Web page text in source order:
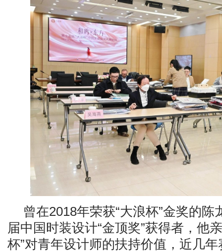
曾在2018年荣获“大浪杯”金奖的陈
届中国时装设计“金顶奖”获得者，他
杯”对青年设计师的扶持价值，近几